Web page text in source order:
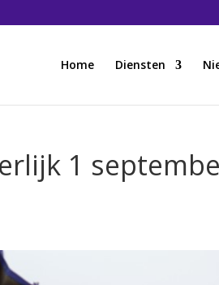
Home Diensten
1